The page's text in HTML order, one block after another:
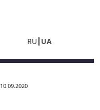
RU UA